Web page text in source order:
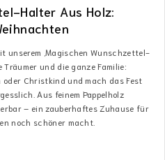
Halter Aus Holz:
unserem ‚Magischen Wunschzettel-
und die ganze Familie:
Christkind und mach das Fest
Aus feinem Pappelholz
– ein zauberhaftes Zuhause für
noch schöner macht.